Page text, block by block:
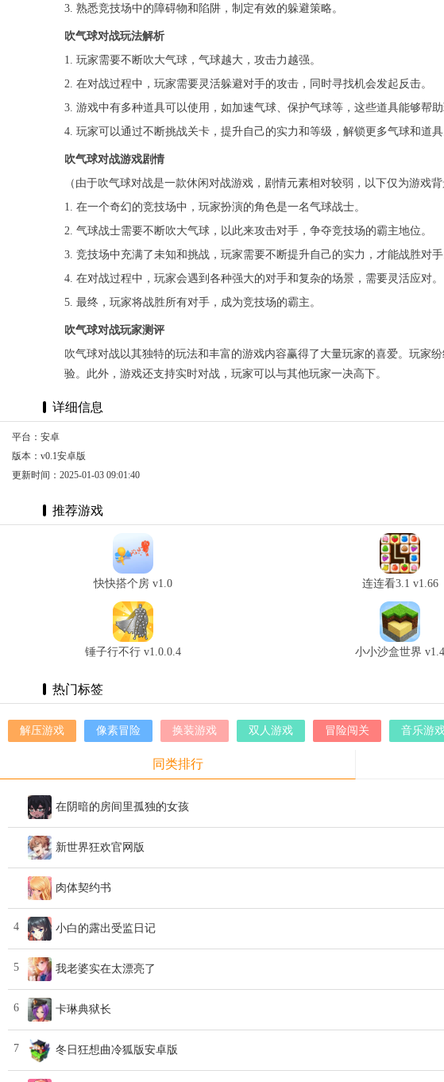
3. 熟悉竞技场中的障碍物和陷阱，制定有效的躲避策略。
吹气球对战玩法解析
1. 玩家需要不断吹大气球，气球越大，攻击力越强。
2. 在对战过程中，玩家需要灵活躲避对手的攻击，同时寻找机会发起反击。
3. 游戏中有多种道具可以使用，如加速气球、保护气球等，这些道具能够帮助
4. 玩家可以通过不断挑战关卡，提升自己的实力和等级，解锁更多气球和道具
吹气球对战游戏剧情
（由于吹气球对战是一款休闲对战游戏，剧情元素相对较弱，以下仅为游戏背
1. 在一个奇幻的竞技场中，玩家扮演的角色是一名气球战士。
2. 气球战士需要不断吹大气球，以此来攻击对手，争夺竞技场的霸主地位。
3. 竞技场中充满了未知和挑战，玩家需要不断提升自己的实力，才能战胜对手
4. 在对战过程中，玩家会遇到各种强大的对手和复杂的场景，需要灵活应对。
5. 最终，玩家将战胜所有对手，成为竞技场的霸主。
吹气球对战玩家测评
吹气球对战以其独特的玩法和丰富的游戏内容赢得了大量玩家的喜爱。玩家
验。此外，游戏还支持实时对战，玩家可以与其他玩家一决高下。
详细信息
平台：安卓
版本：v0.1安卓版
更新时间：2025-01-03 09:01:40
推荐游戏
快快搭个房 v1.0 连连看3.1 v1.66
锤子行不行 v1.0.0.4 小小沙盒世界 v1.4
热门标签
解压游戏 像素冒险 换装游戏 双人游戏 冒险闯关 音乐游
同类排行
在阴暗的房间里孤独的女孩
新世界狂欢官网版
肉体契约书
4 小白的露出受监日记
5 我老婆实在太漂亮了
6 卡琳典狱长
7 冬日狂想曲冷狐版安卓版